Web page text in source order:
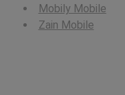
Mobily Mobile
Zain Mobile